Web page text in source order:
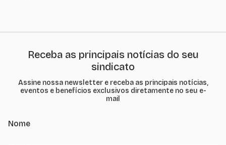
Receba as principais notícias do seu
sindicato
Assine nossa newsletter e receba as principais notícias,
eventos e benefícios exclusivos diretamente no seu e-
mail
Nome